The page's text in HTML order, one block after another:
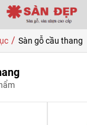
/ Sàn gỗ cầu thang